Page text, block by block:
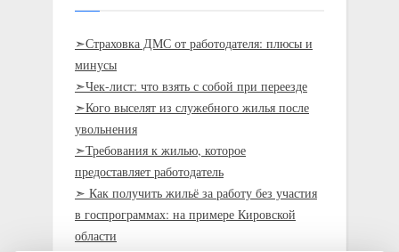
➣Страховка ДМС от работодателя: плюсы и
минусы
➣Чек-лист: что взять с собой при переезде
➣Кого выселят из служебного жилья после
увольнения
➣Требования к жилью, которое
предоставляет работодатель
➣ Как получить жильё за работу без участия
в госпрограммах: на примере Кировской
области